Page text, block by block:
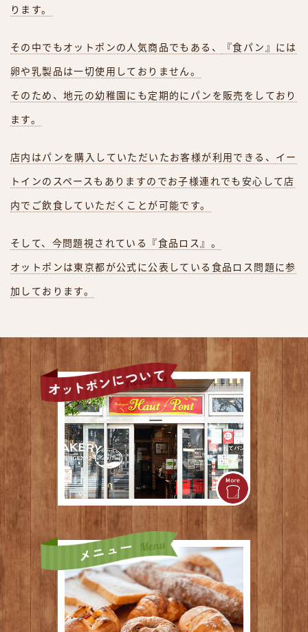
ります。
その中でもオットポンの人気商品でもある、
『食パン』には
卵や乳製品は一切使用しておりません。
そのため、地元の幼稚園にも定期的にパンを販売をしており
ます。
店内はパンを購入していただいたお客様が利用できる、 イー
トインのスペースもありますのでお子様連れでも安心して店
内でご飲食していただくことが可能です。
そして、今問題視されている『食品ロス』。
オットポンは東京都が公式に公表している 食品ロス問題に参
加しております。